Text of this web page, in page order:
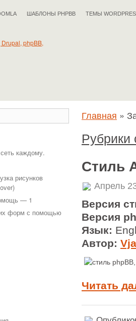
ШАБЛОНЫ PHPBB ТЕМЫ
каждому.
рисунков
— 1
форм с помощью
Главная »
Рубрики
Стиль
Апрель
Версия
Версия
Язык:
Автор:
Читать